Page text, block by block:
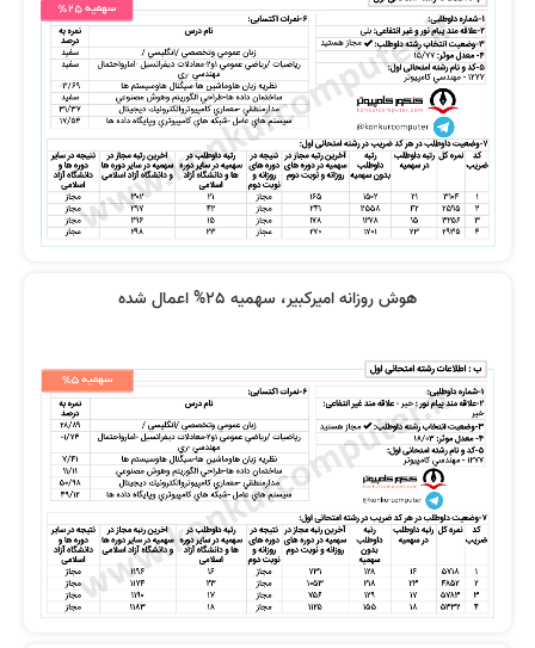
نظر رتبه 50 کنکور 1400 نظر رتبه 67 کنکور 1400
نظر رتبه 113 کنکور 1400 تاثیر منابع خوب
هوش روزانه امیرکبیر، سهمیه 25% اعمال شده